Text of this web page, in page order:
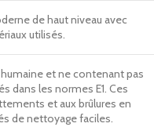
de haut niveau avec
utilisés.
et ne contenant pas
dans les normes E1. Ces
et aux brûlures en
de nettoyage faciles.